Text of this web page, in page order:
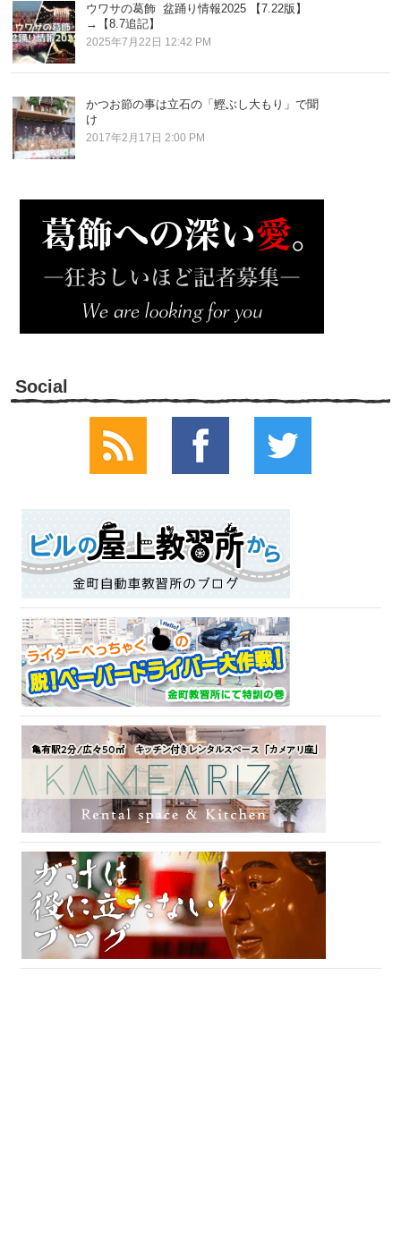
ウワサの葛飾 盆踊り情報2025 【7.22版】
→【8.7追記】
2025年7月22日 12:42 PM
かつお節の事は立石の「鰹ぶし大もり」で聞
け
2017年2月17日 2:00 PM
Social